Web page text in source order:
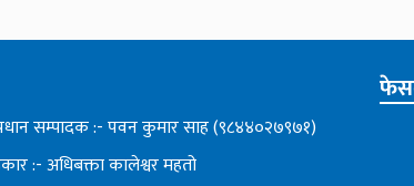
सम्पादक :- पवन कुमार साह (९८४४०२७९७१)
:- अधिबक्ता कालेश्वर महतो